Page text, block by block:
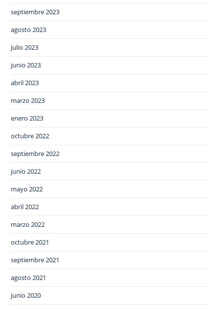
septiembre 2023
agosto 2023
julio 2023
junio 2023
abril 2023
marzo 2023
enero 2023
octubre 2022
septiembre 2022
junio 2022
mayo 2022
abril 2022
marzo 2022
octubre 2021
septiembre 2021
agosto 2021
junio 2020